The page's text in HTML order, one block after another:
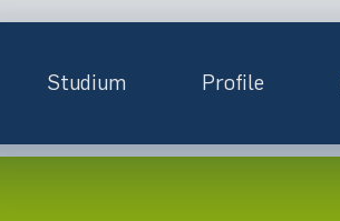
Studium Profile